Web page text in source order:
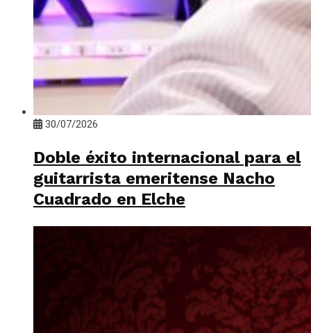
30/07/2026
Doble éxito internacional para el
guitarrista emeritense Nacho
Cuadrado en Elche